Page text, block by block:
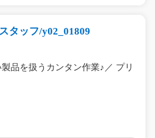
タッフ/y02_01809
品を扱うカンタン作業♪／ プリ